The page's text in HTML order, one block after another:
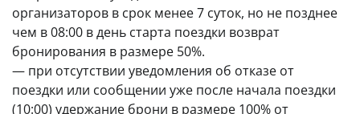
организаторов в срок менее 7 суток, но не позднее
чем в 08:00 в день старта поездки возврат
бронирования в размере 50%.
— при отсутствии уведомления об отказе от
поездки или сообщении уже после начала поездки
(10:00) удержание брони в размере 100% от